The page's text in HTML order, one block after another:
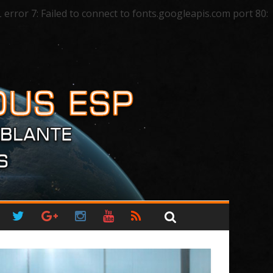
7: Failed to connect to fonts.googleapis.com port 80: